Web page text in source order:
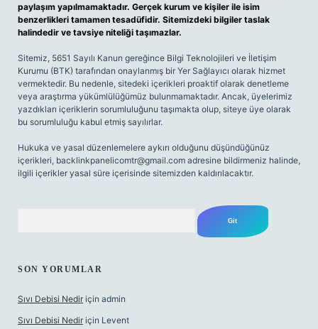
paylaşım yapılmamaktadır. Gerçek kurum ve kişiler ile isim
benzerlikleri tamamen tesadüfidir. Sitemizdeki bilgiler taslak
halindedir ve tavsiye niteliği taşımazlar.
Sitemiz, 5651 Sayılı Kanun gereğince Bilgi Teknolojileri ve İletişim
Kurumu (BTK) tarafından onaylanmış bir Yer Sağlayıcı olarak hizmet
vermektedir. Bu nedenle, sitedeki içerikleri proaktif olarak denetleme
veya araştırma yükümlülüğümüz bulunmamaktadır. Ancak, üyelerimiz
yazdıkları içeriklerin sorumluluğunu taşımakta olup, siteye üye olarak
bu sorumluluğu kabul etmiş sayılırlar.
Hukuka ve yasal düzenlemelere aykırı olduğunu düşündüğünüz
içerikleri, backlinkpanelicomtr@gmail.com adresine bildirmeniz halinde,
ilgili içerikler yasal süre içerisinde sitemizden kaldırılacaktır.
SON YORUMLAR
Sıvı Debisi Nedir için admin
Sıvı Debisi Nedir için Levent